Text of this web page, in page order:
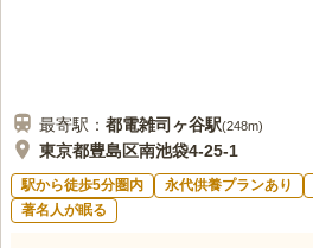
最寄駅： 都電雑司ヶ谷駅(248m)
東京都豊島区南池袋4-25-1
駅から徒歩5分圏内 永代供養プランあり
著名人が眠る